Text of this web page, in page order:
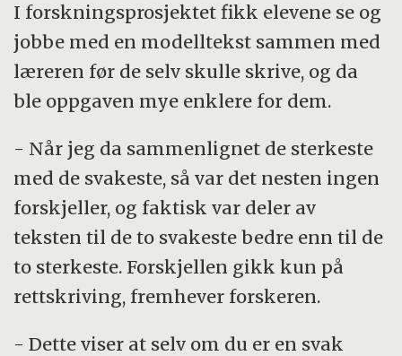
I forskningsprosjektet fikk elevene se og
jobbe med en modelltekst sammen med
læreren før de selv skulle skrive, og da
ble oppgaven mye enklere for dem.
- Når jeg da sammenlignet de sterkeste
med de svakeste, så var det nesten ingen
forskjeller, og faktisk var deler av
teksten til de to svakeste bedre enn til de
to sterkeste. Forskjellen gikk kun på
rettskriving, fremhever forskeren.
- Dette viser at selv om du er en svak